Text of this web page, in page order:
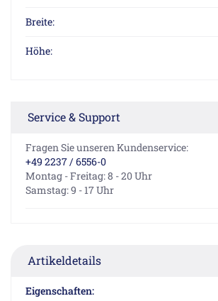
Breite:
Höhe:
Service & Support
Fragen Sie unseren Kundenservice:
+49 2237 / 6556-0
Montag - Freitag: 8 - 20 Uhr
Samstag: 9 - 17 Uhr
Artikeldetails
Eigenschaften: